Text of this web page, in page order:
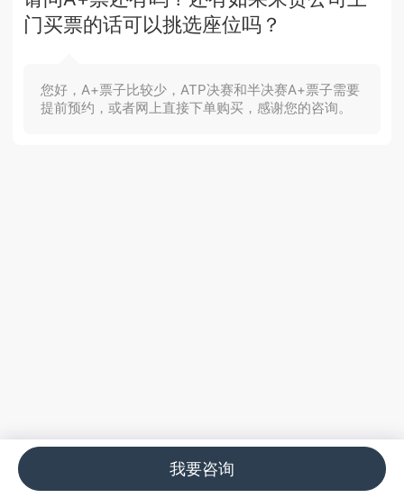
门买票的话可以挑选座位吗？
您好，A+票子比较少，ATP决赛和半决赛A+票子需要
提前预约，或者网上直接下单购买，感谢您的咨询。
我要咨询